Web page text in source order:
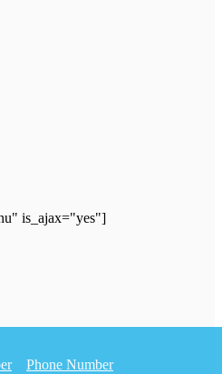
is_ajax="yes"]
Phone Number